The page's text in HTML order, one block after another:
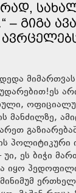
– ᲒᲘᲒᲐ
მანძილზე,
პოლიტიკური
უი, ეს ბიჭი
იყო